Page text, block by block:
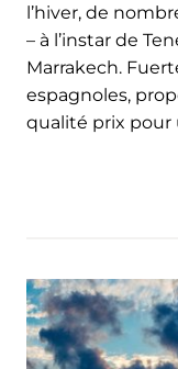
l’hiver, de
– à l’instar de
Marrakech.
espagnoles,
qualité prix pour